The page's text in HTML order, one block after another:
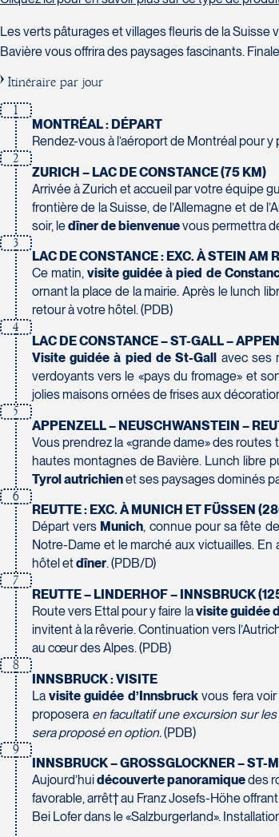
Les verts pâturages et villages fleuris de la
Bavière vous offrira des paysages fascinants.
Itinéraire par jour
1
MONTRÉAL : DÉPART
Rendez-vous à l’aéroport de Montréal pour
2
ZURICH – LAC DE CONSTANCE (75 KM)
Arrivée à Zurich et accueil par votre équipe
frontière de la Suisse, de l’Allemagne et de
soir, ledîner de bienvenuevous permettra
3
LAC DE CONSTANCE : EXC. À STEIN AM
Ce matin,visite guidée à pied de
ornant la place de la mairie. Après le lunch
retour à votre hôtel. (PDB)
4
LAC DE CONSTANCE – ST-GALL –
Visite guidée à pied de St-Gall avec ses
verdoyants vers le «pays du fromage» et
jolies maisons ornées de frises aux
5
APPENZELL – NEUSCHWANSTEIN –
Vous prendrez la «grande dame» des
hautes montagnes de Bavière. Lunch libre
Tyrol autrichienet ses paysages dominés
6
REUTTE : EXC. À MUNICH ET FÜSSEN
Départ vers Munich, connue pour sa fête
Notre-Dame et le marché aux victuailles.
hôtel etdîner. (PDB/D)
7
REUTTE – LINDERHOF – INNSBRUCK
Route vers Ettal pour y faire lavisite guidée
invitent à la rêverie. Continuation vers
au cœur des Alpes. (PDB)
8
INNSBRUCK : VISITE
Lavisite guidée d’Innsbruckvous fera voir
proposera en facultatif une excursion sur
sera proposé en option.(PDB)
9
INNSBRUCK – GROSSGLOCKNER – ST-
Aujourd’huidécouverte panoramiquedes
favorable, arrêt† au Franz Josefs-Höhe
Bei Lofer dans le «Salzburgerland».
Joliette
J6E 3E1
Tél :
450-755-5557 / 1-877-751-5557
Voyages Terre et Monde
1460 Chemin Gascon
Terrebonne
J6X 2Z5
Tél :450-964-3574
Voyages des Laurentides
939 Boulevard Albiny-Paquette
Mont-Laurier
819-623-2511 / 1-866-385-2511
Tél :450-688-6211 / 1-888-682-8616
Club Voyages Orientation
Boucherville
Tél :450-655-1855 / 1-866-655-5736
Club Voyages Princesse
686 rue Principale
Granby
J2G 2Y4
Tél :450-372-4444
Voyages Action
230 Boulevard Sir-Wilfrid-Laurier
Beloeil
J3G 4G7
Tél :450-464-0363 / 1-800-331-0363
Voyages Boislard Poirier
2840 Boulevard Laframboise
Saint-Hyacinthe
J2S 4Z1
Tél :450-774-6436 / 1-800-561-2967
Voyages CAA Brossard
8940 Boulevard Leduc - Bureau 20
Brossard
J4Y 0G4
Tél :450-465-0620 / 1-844-869-2439
Voyages Granby
157 rue Principale
G1W 2V8
Tél :418-653-6221
La Forfaiterie Voyages
5401 Boulevard Des Galeries - Local 104
G2K 1N4
Tél :418-652-2400 / 1-888-848-1518
Le Voyagiste de Québec
3229 Chemin des Quatre-Bourgeois - Suite
Tél :418-977-4080 / 1-877-977-4080
Voyages CAA Place de la Cité
2600 Boulevard Laurier #133, Place de la
Québec
G1V 4T3
Tél :418-653-9200 / 1-844-869-2439
Voyages CAA Québec
500 rue Bouvier - Suite 202
Québec
G2J 1E3
Tél :418-624-8222 / 1-844-869-2439
Voyages Émotions
2 rue Pleau
Pont-Rouge
G3H 2G2
Tél :418-873-4515
Voyages Laurier du Vallon - Siège social
1157-C Boulevard St-Paul
Chicoutimi
Tél :418-543-0277